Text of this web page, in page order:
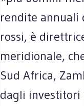
rendite annuali
rossi, è
meridionale,
Sud Africa,
dagli investitori